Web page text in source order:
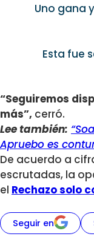
Uno gana
Esta fue
“Seguiremos
más”, cerró.
Lee también:
Apruebo es
De acuerdo a
escrutadas, la
el Rechazo solo
Seguir en